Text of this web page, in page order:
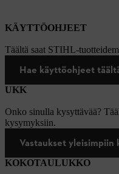
KÄYTTÖOHJEET
Täältä saat STIHL-
Hae käyttöohjeet
UKK
Onko sinulla kysyttävää?
kysymyksiin.
Vastaukset yleisimpiin
KOKOTAULUKKO